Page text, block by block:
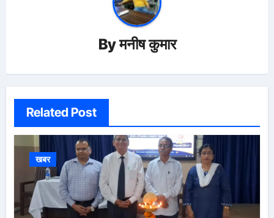
Byमनीष कुमार
Related Post
खबर